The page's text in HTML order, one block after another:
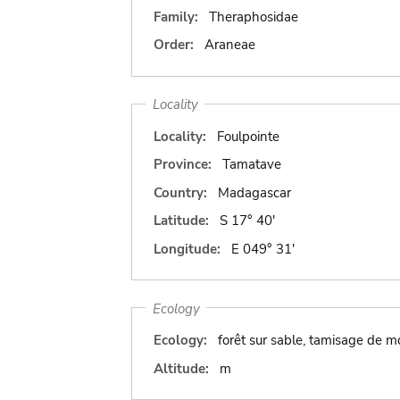
Family:
Theraphosidae
Order:
Araneae
Locality
Locality:
Foulpointe
Province:
Tamatave
Country:
Madagascar
Latitude:
S 17° 40'
Longitude:
E 049° 31'
Ecology
Ecology:
forêt sur sable, tamisage de
Altitude:
m